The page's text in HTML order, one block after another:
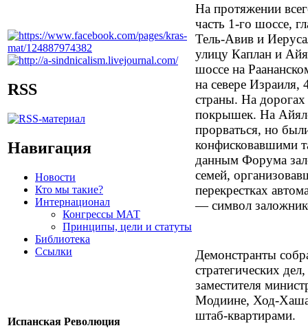
RSS
Навигация
Новости
Кто мы такие?
Интернационал
Конгрессы МАТ
Принципы, цели и статуты
Библиотека
Ссылки
Испанская Революция
На протяжении
часть 1-го шоссе,
Тель-Авив и
улицу Каплан и
шоссе на
на севере Израиля,
страны. На
покрышек. На
прорваться, но
конфисковавшими
данным Форума
семей,
перекрестках
— символ
Демонстранты
стратегических
заместителя
Модиине, Ход-
штаб-квартирами.